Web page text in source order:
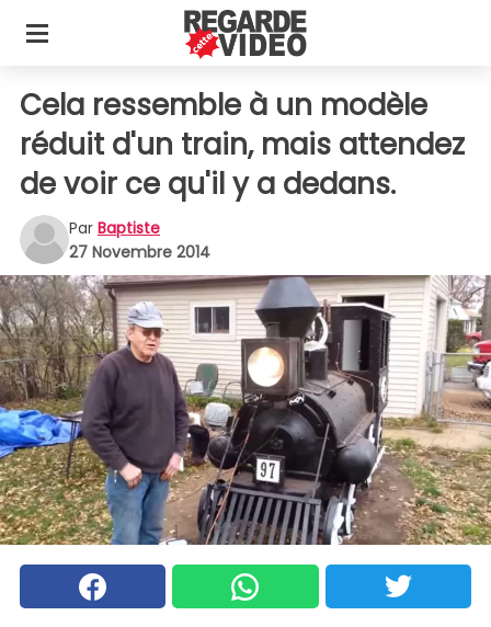
Cela ressemble à un modèle
réduit d'un train, mais attendez
de voir ce qu'il y a dedans.
Par Baptiste
27 Novembre 2014